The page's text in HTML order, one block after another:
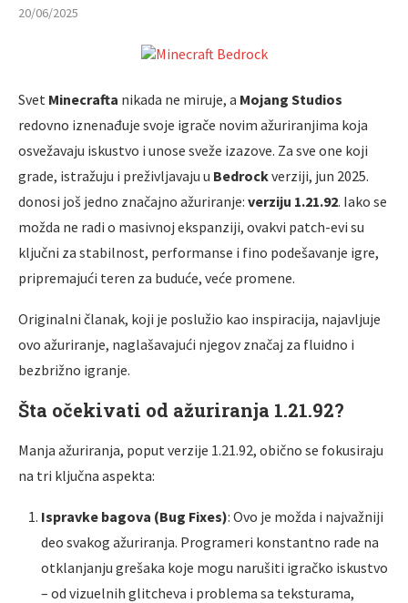
20/06/2025
Svet Minecrafta nikada ne miruje, a Mojang Studios
redovno iznenađuje svoje igrače novim ažuriranjima koja
osvežavaju iskustvo i unose sveže izazove. Za sve one koji
grade, istražuju i preživljavaju u Bedrockverziji, jun 2025.
donosi još jedno značajno ažuriranje: verziju 1.21.92. Iako se
možda ne radi o masivnoj ekspanziji, ovakvi patch-evi su
ključni za stabilnost, performanse i fino podešavanje igre,
pripremajući teren za buduće, veće promene.
Originalni članak, koji je poslužio kao inspiracija, najavljuje
ovo ažuriranje, naglašavajući njegov značaj za fluidno i
bezbrižno igranje.
Šta očekivati od ažuriranja 1.21.92?
Manja ažuriranja, poput verzije 1.21.92, obično se fokusiraju
na tri ključna aspekta:
Ispravke bagova (Bug Fixes): Ovo je možda i najvažniji
deo svakog ažuriranja. Programeri konstantno rade na
otklanjanju grešaka koje mogu narušiti igračko iskustvo
– od vizuelnih glitcheva i problema sa teksturama,